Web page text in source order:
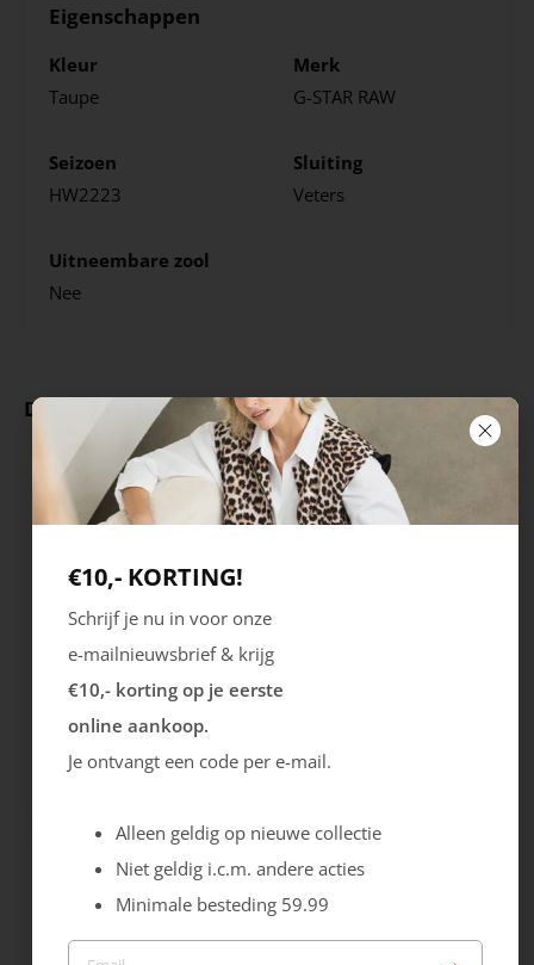
Eigenschappen
Kleur
Taupe
Merk
G-STAR RAW
Seizoen
HW2223
Sluiting
Veters
Uitneembare zool
Nee
Deze producten ga je leuk vinden
City Stride Grants
€10,- KORTING!
Schrijf je nu in voor onze
e-mailnieuwsbrief & krijg
€10,- korting op je eerste
online aankoop.
Je ontvangt een code per e-mail.
Alleen geldig op nieuwe collectie
Niet geldig i.c.m. andere acties
Minimale besteding 59.99